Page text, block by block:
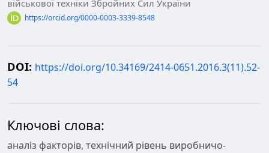
військової техніки Збройних Сил України
https://orcid.org/0000-0003-3339-8548
DOI: https://doi.org/10.34169/2414-0651.2016.3(11).52-
54
Ключові слова:
аналіз факторів, технічний рівень виробничо-